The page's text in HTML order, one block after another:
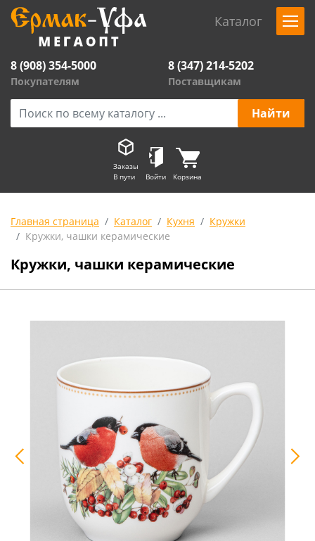
Каталог
8 (908) 354-5000
Покупателям
8 (347) 214-5202
Поставщикам
Заказы
В пути
Войти Корзина
Главная страница Каталог Кухня
Кружки
Кружки, чашки керамические
Кружки, чашки керамические